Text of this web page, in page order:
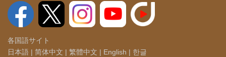
各国語サイト
日本語 | 简体中文 | 繁體中文 | English | 한글